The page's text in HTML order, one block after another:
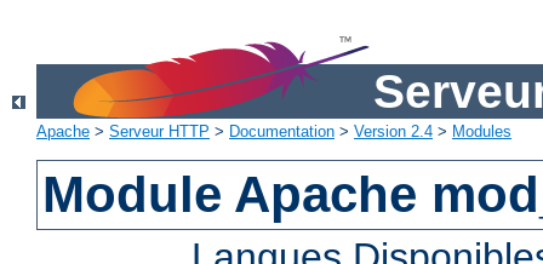
Apache > Serveur HTTP > Documentation > Version 2.4 > Modules
Module Apache